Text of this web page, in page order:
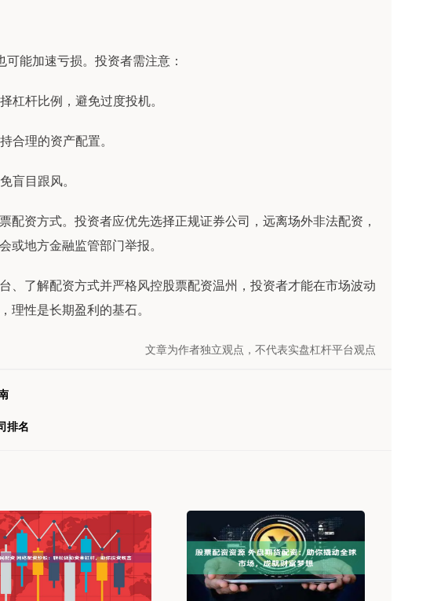
能加速亏损。投资者需注意：
杠杆比例，避免过度投机。
合理的资产配置。
盲目跟风。
配资方式。投资者应优先选择正规证券公司，远离场外非法配资，
或地方金融监管部门举报。
、了解配资方式并严格风控股票配资温州，投资者才能在市场波动
理性是长期盈利的基石。
文章为作者独立观点，不代表实盘杠杆平台观点
排名